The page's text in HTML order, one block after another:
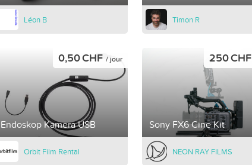
Léon B Timon R
Endoskop Kamera USB
0,50 CHF / jour
Orbit Film Rental
Sony FX6 Cine Kit
250 CHF
NEON RAY FILMS